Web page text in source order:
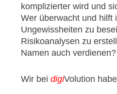
komplizierter wird und
Wer überwacht und hilft
Ungewissheiten zu
Risikoanalysen zu
Namen auch verdienen?
Wir bei digiVolution